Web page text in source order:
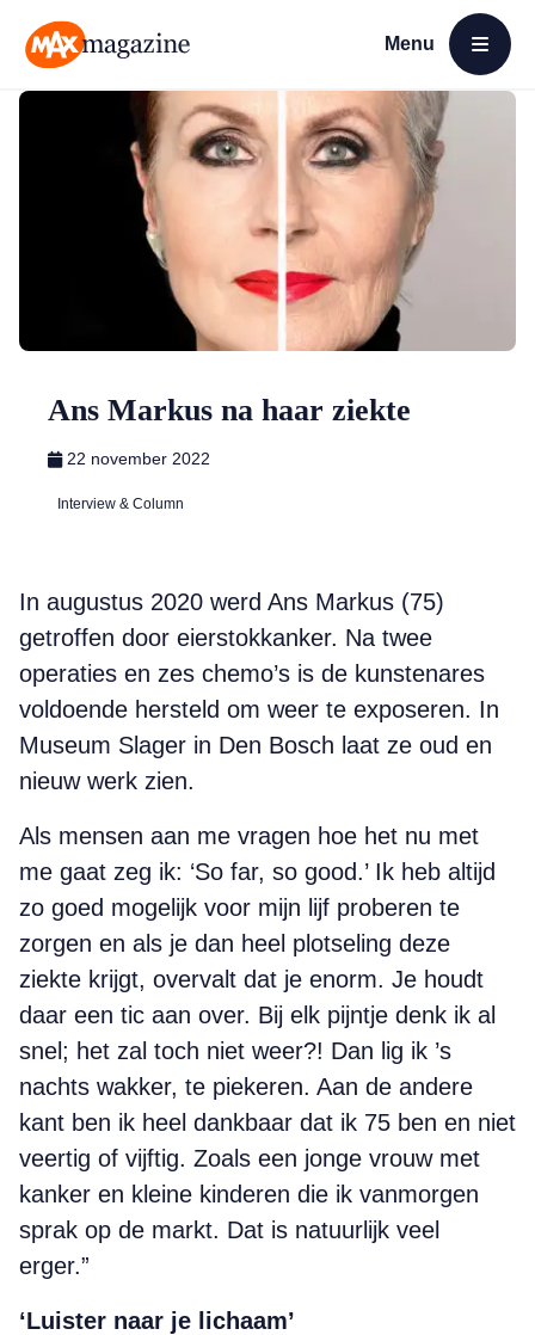
Menu
Open menu
Ans Markus na haar ziekte
22 november 2022
Interview & Column
In augustus 2020 werd Ans Markus (75)
getroffen door eierstokkanker. Na twee
operaties en zes chemo’s is de kunstenares
voldoende hersteld om weer te exposeren. In
Museum Slager in Den Bosch laat ze oud en
nieuw werk zien.
Als mensen aan me vragen hoe het nu met
me gaat zeg ik: ‘So far, so good.’ Ik heb altijd
zo goed mogelijk voor mijn lijf proberen te
zorgen en als je dan heel plotseling deze
ziekte krijgt, overvalt dat je enorm. Je houdt
daar een tic aan over. Bij elk pijntje denk ik al
snel; het zal toch niet weer?! Dan lig ik ’s
nachts wakker, te piekeren. Aan de andere
kant ben ik heel dankbaar dat ik 75 ben en niet
veertig of vijftig. Zoals een jonge vrouw met
kanker en kleine kinderen die ik vanmorgen
sprak op de markt. Dat is natuurlijk veel
erger.”
‘Luister naar je lichaam’